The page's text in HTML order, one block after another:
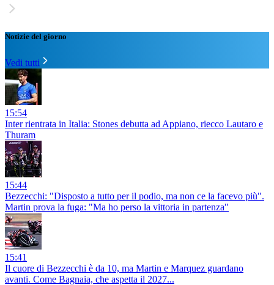
Notizie del giorno
Vedi tutti
15:54
Inter rientrata in Italia: Stones debutta ad Appiano, riecco Lautaro e
Thuram
15:44
Bezzecchi: "Disposto a tutto per il podio, ma non ce la facevo più".
Martin prova la fuga: "Ma ho perso la vittoria in partenza"
15:41
Il cuore di Bezzecchi è da 10, ma Martin e Marquez guardano
avanti. Come Bagnaia, che aspetta il 2027...